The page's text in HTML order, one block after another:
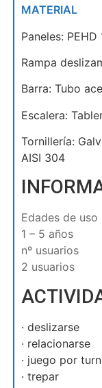
MATERIAL
Paneles: PEHD
Rampa
Barra: Tubo
Escalera:
Tornillería:
AISI 304
Edades de uso
1 – 5 años
nº usuarios
2 usuarios
· deslizarse
· relacionarse
· juego por
· trepar